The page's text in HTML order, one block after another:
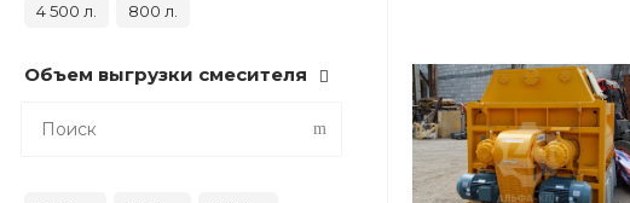
4 500 л. 800 л.
Объем выгрузки смесителя